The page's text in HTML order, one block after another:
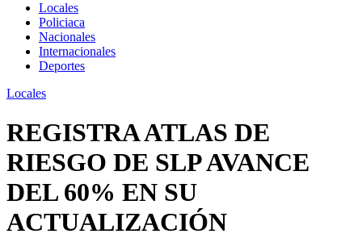
Locales
Policiaca
Nacionales
Internacionales
Deportes
Locales
REGISTRA ATLAS DE
RIESGO DE SLP AVANCE
DEL 60% EN SU
ACTUALIZACIÓN